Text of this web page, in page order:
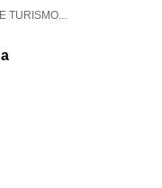
TURISMO...